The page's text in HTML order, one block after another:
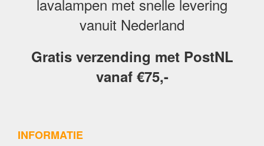
lavalampen met snelle levering
vanuit Nederland
Gratis verzending met PostNL
vanaf €75,-
INFORMATIE